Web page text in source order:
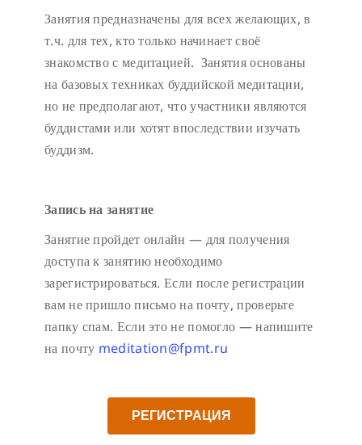
Занятия предназначены для всех желающих, в
т.ч. для тех, кто только начинает своё
знакомство с медитацией. Занятия основаны
на базовых техниках буддийской медитации,
но не предполагают, что участники являются
буддистами или хотят впоследствии изучать
буддизм.
Запись на занятие
Занятие пройдет онлайн — для получения
доступа к занятию необходимо
зарегистрироваться. Если после регистрации
вам не пришло письмо на почту, проверьте
папку спам. Если это не помогло — напишите
на почту meditation@fpmt.ru
РЕГИСТРАЦИЯ